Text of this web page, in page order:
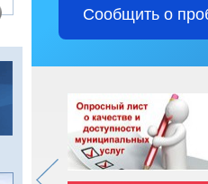
Сообщить о